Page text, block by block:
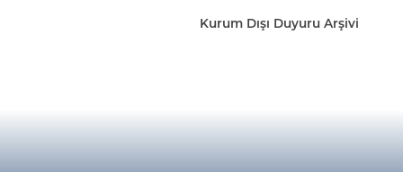
Kurum Dışı Duyuru Arşivi